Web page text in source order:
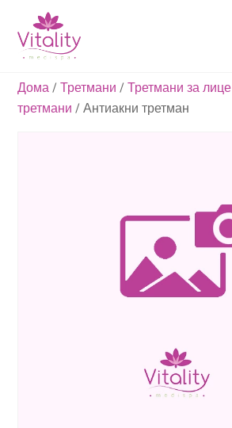
content
Дома /Третмани /Третмани за лице
третмани / Антиакни третман